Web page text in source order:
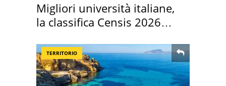
Migliori università italiane,
la classifica Censis 2026
TERRITORIO